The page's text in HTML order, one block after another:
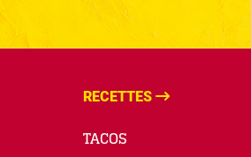
RECETTES
TACOS